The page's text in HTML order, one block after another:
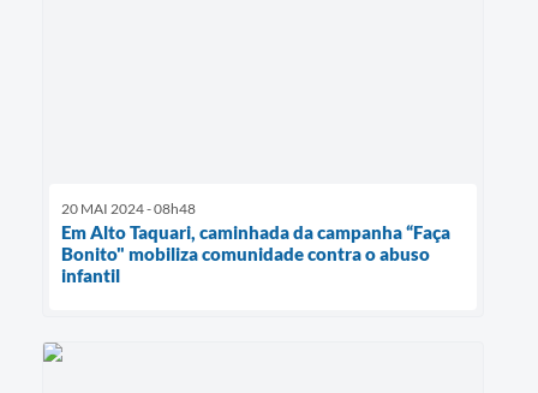
20 MAI 2024 - 08h48
Em Alto Taquari, caminhada da campanha “Faça
Bonito" mobiliza comunidade contra o abuso
infantil